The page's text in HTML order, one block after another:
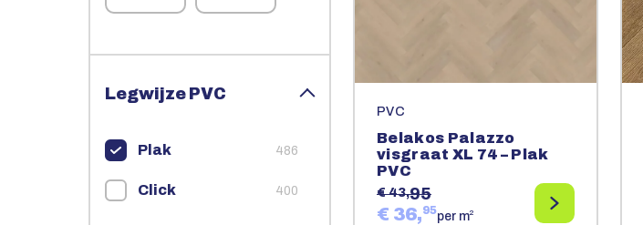
Legwijze PVC
Plak 486
Click 400
PVC
Belakos Palazzo
visgraat XL 74 – Plak
PVC
€ 43,95
€ 36,95per m2